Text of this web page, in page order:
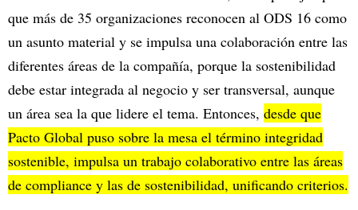
que más de 35 organizaciones reconocen al ODS 16 como
un asunto material y se impulsa una colaboración entre las
diferentes áreas de la compañía, porque la sostenibilidad
debe estar integrada al negocio y ser transversal, aunque
un área sea la que lidere el tema. Entonces, desde que
Pacto Global puso sobre la mesa el término integridad
sostenible, impulsa un trabajo colaborativo entre las áreas
de compliance y las de sostenibilidad, unificando criterios.